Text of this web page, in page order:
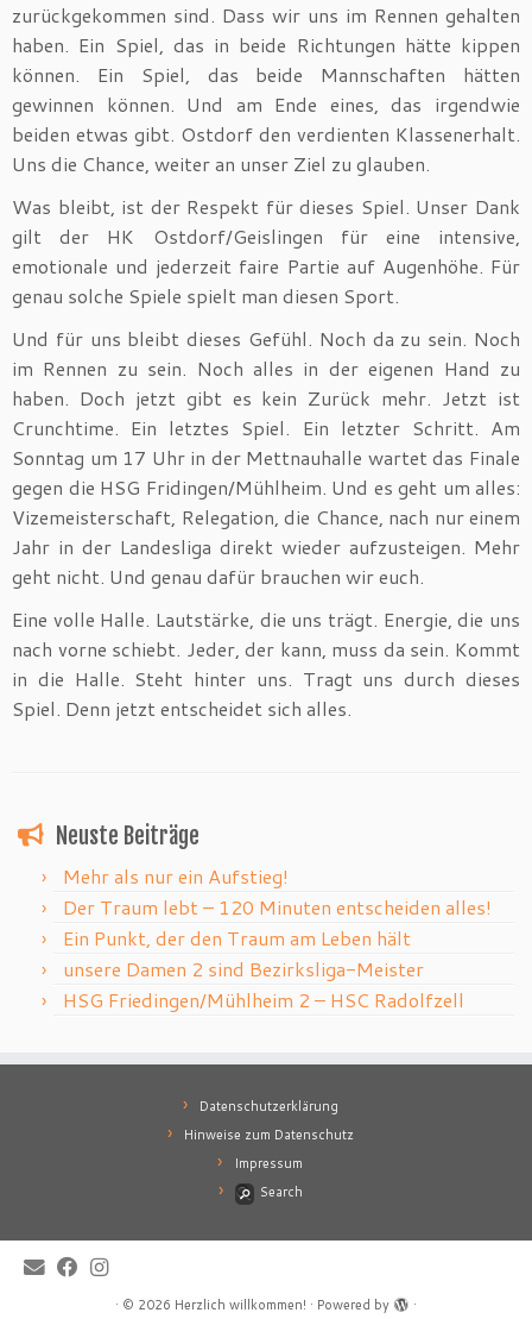
zurückgekommen sind. Dass wir uns im Rennen gehalten
haben. Ein Spiel, das in beide Richtungen hätte kippen
können. Ein Spiel, das beide Mannschaften hätten
gewinnen können. Und am Ende eines, das irgendwie
beiden etwas gibt. Ostdorf den verdienten Klassenerhalt.
Uns die Chance, weiter an unser Ziel zu glauben.
Was bleibt, ist der Respekt für dieses Spiel. Unser Dank
gilt der HK Ostdorf/Geislingen für eine intensive,
emotionale und jederzeit faire Partie auf Augenhöhe. Für
genau solche Spiele spielt man diesen Sport.
Und für uns bleibt dieses Gefühl. Noch da zu sein. Noch
im Rennen zu sein. Noch alles in der eigenen Hand zu
haben. Doch jetzt gibt es kein Zurück mehr. Jetzt ist
Crunchtime. Ein letztes Spiel. Ein letzter Schritt. Am
Sonntag um 17 Uhr in der Mettnauhalle wartet das Finale
gegen die HSG Fridingen/Mühlheim. Und es geht um alles:
Vizemeisterschaft, Relegation, die Chance, nach nur einem
Jahr in der Landesliga direkt wieder aufzusteigen. Mehr
geht nicht. Und genau dafür brauchen wir euch.
Eine volle Halle. Lautstärke, die uns trägt. Energie, die uns
nach vorne schiebt. Jeder, der kann, muss da sein. Kommt
in die Halle. Steht hinter uns. Tragt uns durch dieses
Spiel. Denn jetzt entscheidet sich alles.
Neuste Beiträge
Mehr als nur ein Aufstieg!
Der Traum lebt – 120 Minuten entscheiden alles!
Ein Punkt, der den Traum am Leben hält
unsere Damen 2 sind Bezirksliga-Meister
HSG Friedingen/Mühlheim 2 – HSC Radolfzell
Datenschutzerklärung
Hinweise zum Datenschutz
Impressum
Search
· © 2026 Herzlich willkommen! · Powered by ·